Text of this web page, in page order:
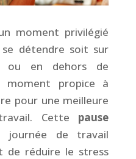
moment privilégié
détendre soit sur
ou en dehors de
moment propice à
pour une meilleure
Cette pause
de travail
de réduire le stress